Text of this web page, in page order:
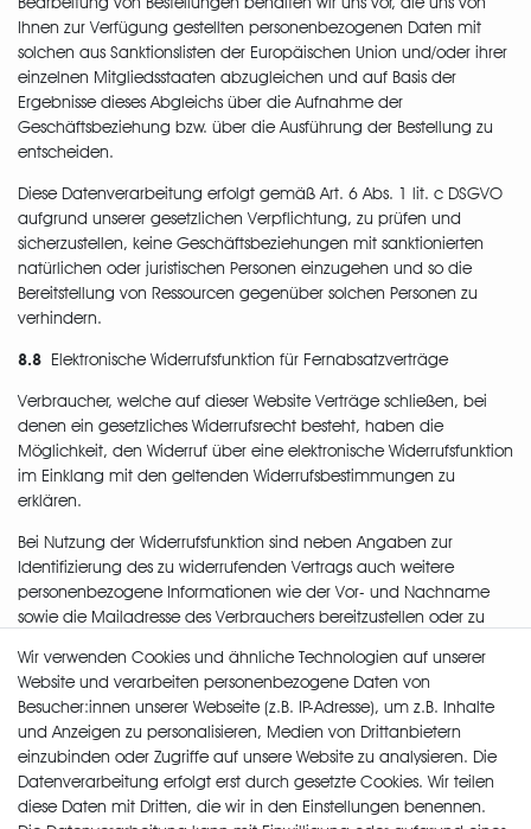
Ihnen zur Verfügung gestellten personenbezogenen Daten mit
solchen aus Sanktionslisten der Europäischen Union und/oder ihrer
einzelnen Mitgliedsstaaten abzugleichen und auf Basis der
Ergebnisse dieses Abgleichs über die Aufnahme der
Geschäftsbeziehung bzw. über die Ausführung der Bestellung zu
entscheiden.
Diese Datenverarbeitung erfolgt gemäß Art. 6 Abs. 1 lit. c DSGVO
aufgrund unserer gesetzlichen Verpflichtung, zu prüfen und
sicherzustellen, keine Geschäftsbeziehungen mit sanktionierten
natürlichen oder juristischen Personen einzugehen und so die
Bereitstellung von Ressourcen gegenüber solchen Personen zu
verhindern.
8.8 Elektronische Widerrufsfunktion für Fernabsatzverträge
Verbraucher, welche auf dieser Website Verträge schließen, bei
denen ein gesetzliches Widerrufsrecht besteht, haben die
Möglichkeit, den Widerruf über eine elektronische Widerrufsfunktion
im Einklang mit den geltenden Widerrufsbestimmungen zu
erklären.
Bei Nutzung der Widerrufsfunktion sind neben Angaben zur
Identifizierung des zu widerrufenden Vertrags auch weitere
personenbezogene Informationen wie der Vor- und Nachname
sowie die Mailadresse des Verbrauchers bereitzustellen oder zu
Die Erhebung dieser Informationen und deren Übermittlung an
uns erfolgt hierbei gemäß Art. 6 Abs. 1 lit. b DSGVO und nur
insoweit, wie sie für die ordnungsgemäße Bearbeitung des
Widerrufs erforderlich sind. Ebenfalls auf Basis von Art. 6 Abs. 1 lit. b
DSGVO werden die bereitgestellten personenbezogenen Daten
verwendet, um den Zugang der Widerrufserklärung per E-Mail zu
Wir verwenden Cookies und ähnliche Technologien auf unserer
Website und verarbeiten personenbezogene Daten von
Besucher:innen unserer Webseite (z.B. IP-Adresse), um z.B. Inhalte
und Anzeigen zu personalisieren, Medien von Drittanbietern
einzubinden oder Zugriffe auf unsere Website zu analysieren. Die
Datenverarbeitung erfolgt erst durch gesetzte Cookies. Wir teilen
diese Daten mit Dritten, die wir in den Einstellungen benennen.